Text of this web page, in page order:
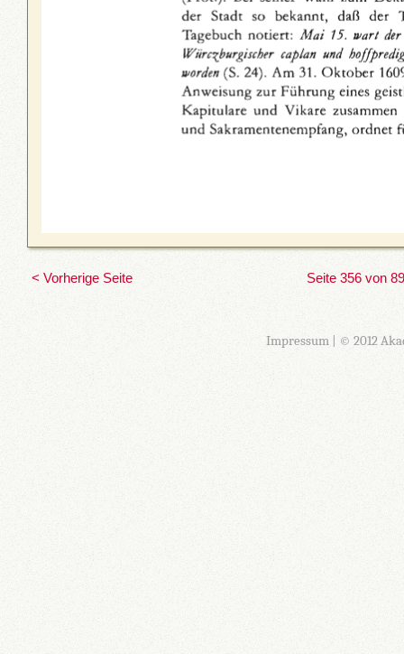
< Vorherige Seite Seite 356 von
Impressum| © 2012